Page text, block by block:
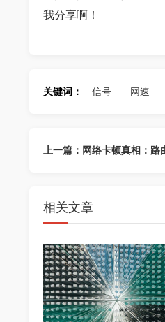
我分享啊！
关键词： 信号 网速
上一篇：网络卡顿真相：
相关文章